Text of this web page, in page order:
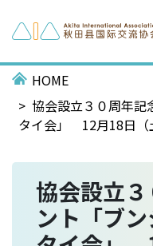
HOME
協会設立３０周年記
タイ会」 12月18日（
協会設立
ント「ブ